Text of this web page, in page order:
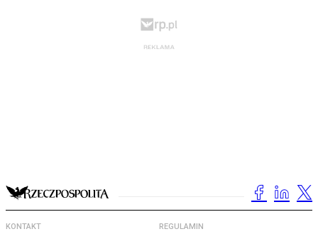
KONTAKT REGULAMIN